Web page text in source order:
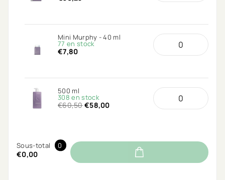
Mini Murphy - 40 ml
77 en stock
€7,80
500 ml
308 en stock
€60,50€58,00
Sous-total 0
€0,00